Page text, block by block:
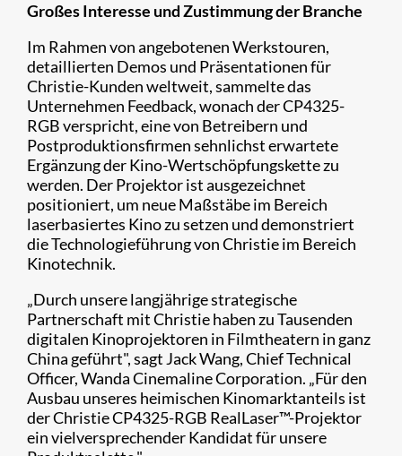
Großes Interesse und Zustimmung der Branche
Im Rahmen von angebotenen Werkstouren,
detaillierten Demos und Präsentationen für
Christie-Kunden weltweit, sammelte das
Unternehmen Feedback, wonach der CP4325-
RGB verspricht, eine von Betreibern und
Postproduktionsfirmen sehnlichst erwartete
Ergänzung der Kino-Wertschöpfungskette zu
werden. Der Projektor ist ausgezeichnet
positioniert, um neue Maßstäbe im Bereich
laserbasiertes Kino zu setzen und demonstriert
die Technologieführung von Christie im Bereich
Kinotechnik.
„Durch unsere langjährige strategische
Partnerschaft mit Christie haben zu Tausenden
digitalen Kinoprojektoren in Filmtheatern in ganz
China geführt", sagt Jack Wang, Chief Technical
Officer, Wanda Cinemaline Corporation. „Für den
Ausbau unseres heimischen Kinomarktanteils ist
der Christie CP4325-RGB RealLaser™-Projektor
ein vielversprechender Kandidat für unsere